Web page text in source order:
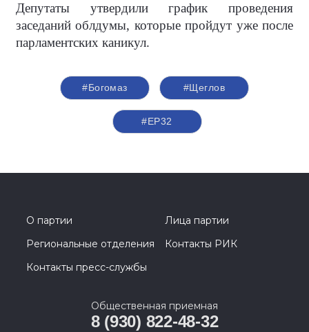
Депутаты утвердили график проведения
заседаний облдумы, которые пройдут уже после
парламентских каникул.
#Богомаз #Щеглов
#ЕР32
О партии
Лица партии
Региональные отделения
Контакты РИК
Контакты пресс-службы
Общественная приемная
8 (930) 822-48-32